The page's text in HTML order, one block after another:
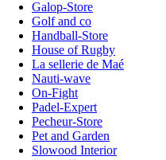
Galop-Store
Golf and co
Handball-Store
House of Rugby
La sellerie de Maé
Nauti-wave
On-Fight
Padel-Expert
Pecheur-Store
Pet and Garden
Slowood Interior